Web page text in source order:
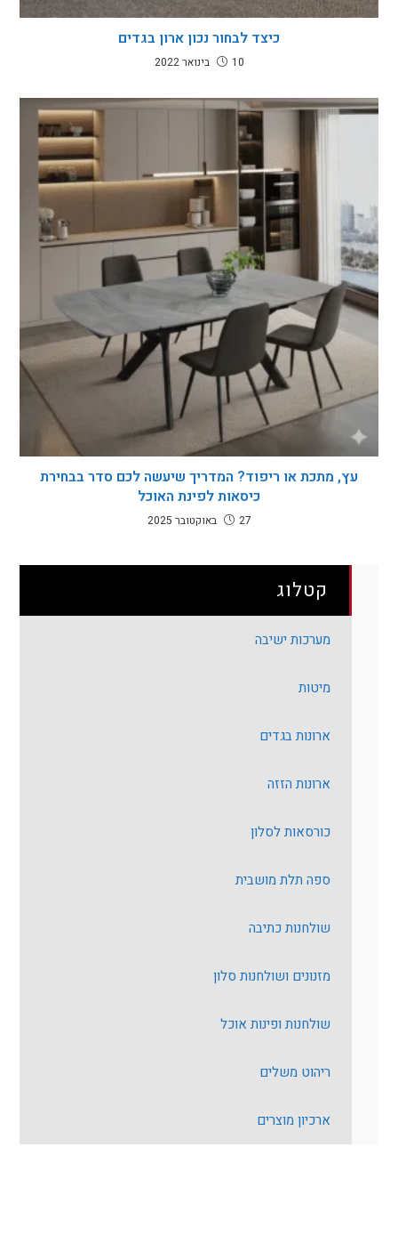
כיצד לבחור נכון ארון בגדים
10 בינואר 2022
עץ, מתכת או ריפוד? המדריך שיעשה לכם סדר בבחירת
כיסאות לפינת האוכל
27 באוקטובר 2025
קטלוג
מערכות ישיבה
מיטות
ארונות בגדים
ארונות הזזה
כורסאות לסלון
ספה תלת מושבית
שולחנות כתיבה
מזנונים ושולחנות סלון
שולחנות ופינות אוכל
ריהוט משלים
ארכיון מוצרים